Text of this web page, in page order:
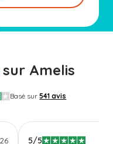
sur Amelis
Basé sur541 avis
5/5